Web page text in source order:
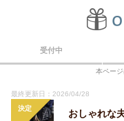
受付中
本ペー
最終更新日：2026/04/28
決定
おしゃれな